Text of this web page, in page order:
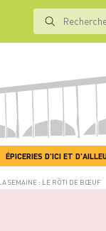
ÉPICERIES D'ICI ET
SEMAINE : LE RÔTI DE BŒUF